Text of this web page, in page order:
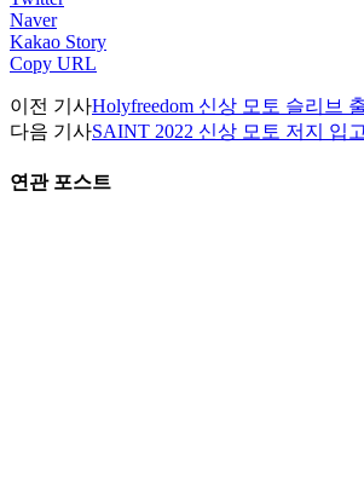
Naver
Kakao Story
Copy URL
이전 기사Holyfreedom 신상 모토 슬리브
다음 기사SAINT 2022 신상 모토 저지 입고
연관 포스트